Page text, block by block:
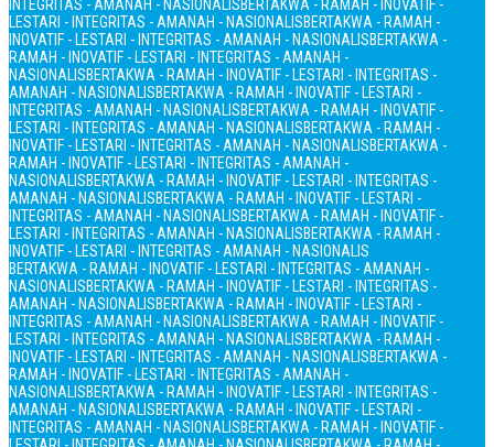
INTEGRITAS - AMANAH - NASIONALISBERTAKWA - RAMAH - INOVATIF -
LESTARI - INTEGRITAS - AMANAH - NASIONALISBERTAKWA - RAMAH -
INOVATIF - LESTARI - INTEGRITAS - AMANAH - NASIONALISBERTAKWA -
RAMAH - INOVATIF - LESTARI - INTEGRITAS - AMANAH -
NASIONALISBERTAKWA - RAMAH - INOVATIF - LESTARI - INTEGRITAS -
AMANAH - NASIONALISBERTAKWA - RAMAH - INOVATIF - LESTARI -
INTEGRITAS - AMANAH - NASIONALISBERTAKWA - RAMAH - INOVATIF -
LESTARI - INTEGRITAS - AMANAH - NASIONALISBERTAKWA - RAMAH -
INOVATIF - LESTARI - INTEGRITAS - AMANAH - NASIONALISBERTAKWA -
RAMAH - INOVATIF - LESTARI - INTEGRITAS - AMANAH -
NASIONALISBERTAKWA - RAMAH - INOVATIF - LESTARI - INTEGRITAS -
AMANAH - NASIONALISBERTAKWA - RAMAH - INOVATIF - LESTARI -
INTEGRITAS - AMANAH - NASIONALISBERTAKWA - RAMAH - INOVATIF -
LESTARI - INTEGRITAS - AMANAH - NASIONALISBERTAKWA - RAMAH -
INOVATIF - LESTARI - INTEGRITAS - AMANAH - NASIONALIS
BERTAKWA - RAMAH - INOVATIF - LESTARI - INTEGRITAS - AMANAH -
NASIONALISBERTAKWA - RAMAH - INOVATIF - LESTARI - INTEGRITAS -
AMANAH - NASIONALISBERTAKWA - RAMAH - INOVATIF - LESTARI -
INTEGRITAS - AMANAH - NASIONALISBERTAKWA - RAMAH - INOVATIF -
LESTARI - INTEGRITAS - AMANAH - NASIONALISBERTAKWA - RAMAH -
INOVATIF - LESTARI - INTEGRITAS - AMANAH - NASIONALISBERTAKWA -
RAMAH - INOVATIF - LESTARI - INTEGRITAS - AMANAH -
NASIONALISBERTAKWA - RAMAH - INOVATIF - LESTARI - INTEGRITAS -
AMANAH - NASIONALISBERTAKWA - RAMAH - INOVATIF - LESTARI -
INTEGRITAS - AMANAH - NASIONALISBERTAKWA - RAMAH - INOVATIF -